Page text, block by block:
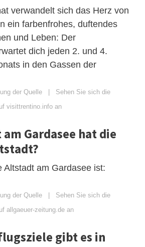
verwandelt sich das Herz von
ein farbenfrohes, duftendes
und Leben: Der
dich jeden 2. und 4.
in den Gassen der
der Quelle | Sehen Sie sich die
visittrentino.info an
Gardasee hat die
Altstadt am Gardasee ist:
der Quelle | Sehen Sie sich die
allgaeuer-zeitung.de an
gibt es in